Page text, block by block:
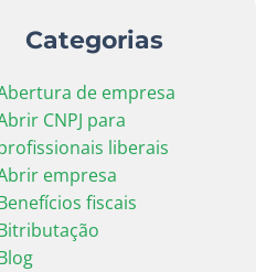
Categorias
de empresa
CNPJ para
liberais
empresa
fiscais